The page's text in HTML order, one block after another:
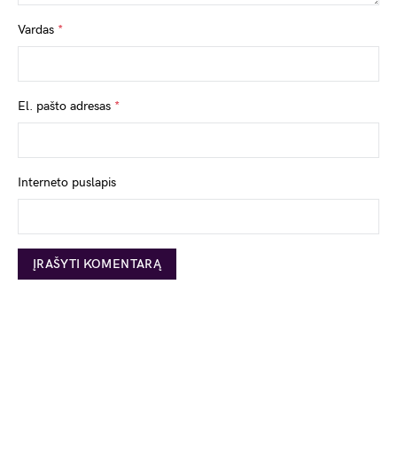
Vardas *
El. pašto adresas *
Interneto puslapis